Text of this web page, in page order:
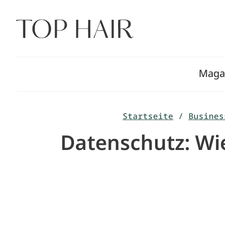
Inhalt
springen
Startseite /
Datenschutz: